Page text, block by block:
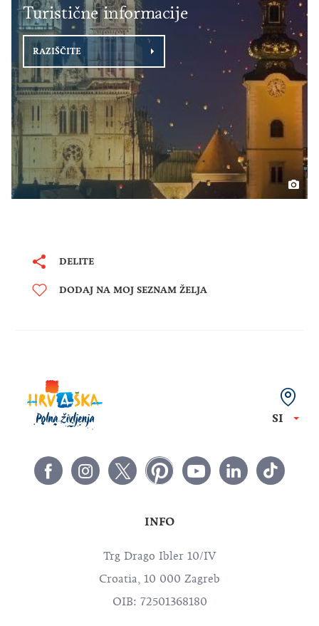
Turistične informacije
RAZIŠČITE
DELITE
DODAJ NA MOJ SEZNAM ŽELJA
SI
INFO
Trg Drago Ibler 10/IV
Croatia, 10 000 Zagreb
OIB: 72501368180